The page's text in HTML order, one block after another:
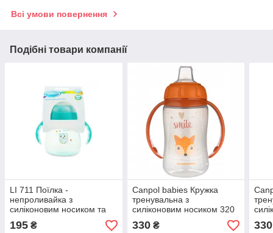
Всі умови повернення
Подібні товари компанії
LI 711 Поїлка -
непроливайка з
силіконовим носиком та
ручками
195 ₴
Canpol babies Кружка
тренувальна з
силіконовим носиком 320
мл Cute Animals -
помаранчева
330₴
мл
330